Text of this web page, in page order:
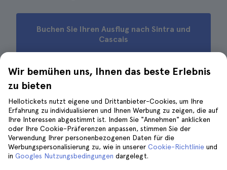
Buchen Sie Ihren Ausflug nach Sintra und
Cascais
Wie Sie von Lissabon aus auf
eigene Faust nach Sintra gelangen
Wir bemühen uns, Ihnen das beste Erlebnis
zu bieten
Hellotickets nutzt eigene und Drittanbieter-Cookies, um Ihre
Erfahrung zu individualisieren und Ihnen Werbung zu zeigen, die auf
Ihre Interessen abgestimmt ist. Indem Sie "Annehmen" anklicken
oder Ihre Cookie-Präferenzen anpassen, stimmen Sie der
Verwendung Ihrer personenbezogenen Daten für die
Werbungspersonalisierung zu, wie in unserer Cookie-Richtlinie und
in Googles Nutzungsbedingungen dargelegt.